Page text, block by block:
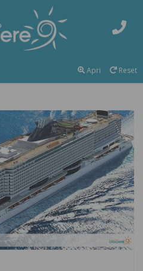
Reset
Apri